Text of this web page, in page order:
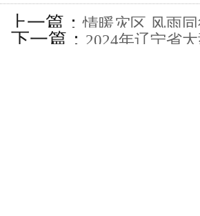
上一篇：情暖灾区 风雨
下一篇： 2024年辽宁省